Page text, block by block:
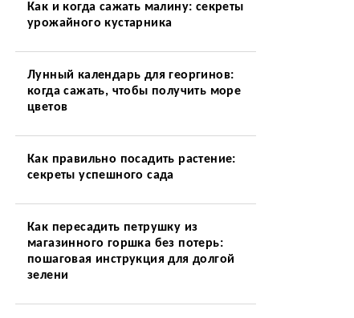
Как и когда сажать малину: секреты
урожайного кустарника
Лунный календарь для георгинов:
когда сажать, чтобы получить море
цветов
Как правильно посадить растение:
секреты успешного сада
Как пересадить петрушку из
магазинного горшка без потерь:
пошаговая инструкция для долгой
зелени